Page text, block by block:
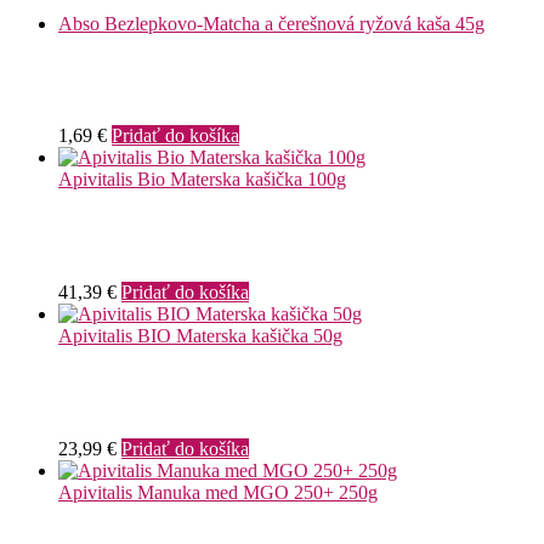
Abso Bezlepkovo-Matcha a čerešnová ryžová kaša 45g
1,69 € Pridať do košíka
Apivitalis Bio Materska kašička 100g
41,39 € Pridať do košíka
Apivitalis BIO Materska kašička 50g
23,99 € Pridať do košíka
Apivitalis Manuka med MGO 250+ 250g